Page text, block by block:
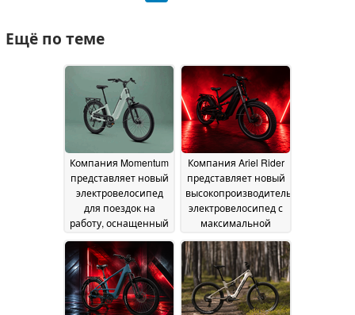
Ещё по теме
Компания Momentum
представляет новый
электровелосипед
для поездок на
работу, оснащенный
имеющий запас
хода 55 миль15 July
2026
Компания Ariel Rider
представляет новый
высокопроизводительный
электровелосипед с
максимальной
час09 July 2026